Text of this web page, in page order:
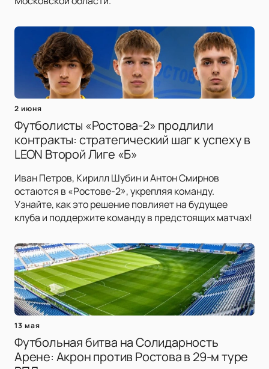
2 июня
Футболисты «Ростова-2» продлили
контракты: стратегический шаг к успеху в
LEON Второй Лиге «Б»
Иван Петров, Кирилл Шубин и Антон Смирнов
остаются в «Ростове-2», укрепляя команду.
Узнайте, как это решение повлияет на будущее
клуба и поддержите команду в предстоящих матчах!
13 мая
Футбольная битва на Солидарность
Арене: Акрон против Ростова в 29-м туре